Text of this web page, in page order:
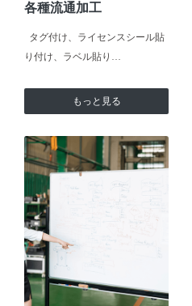
各種流通加工
タグ付け、ライセンスシール貼
り付け、ラベル貼り…
もっと見る